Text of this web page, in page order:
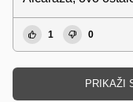
1 0
PRIKAŽI